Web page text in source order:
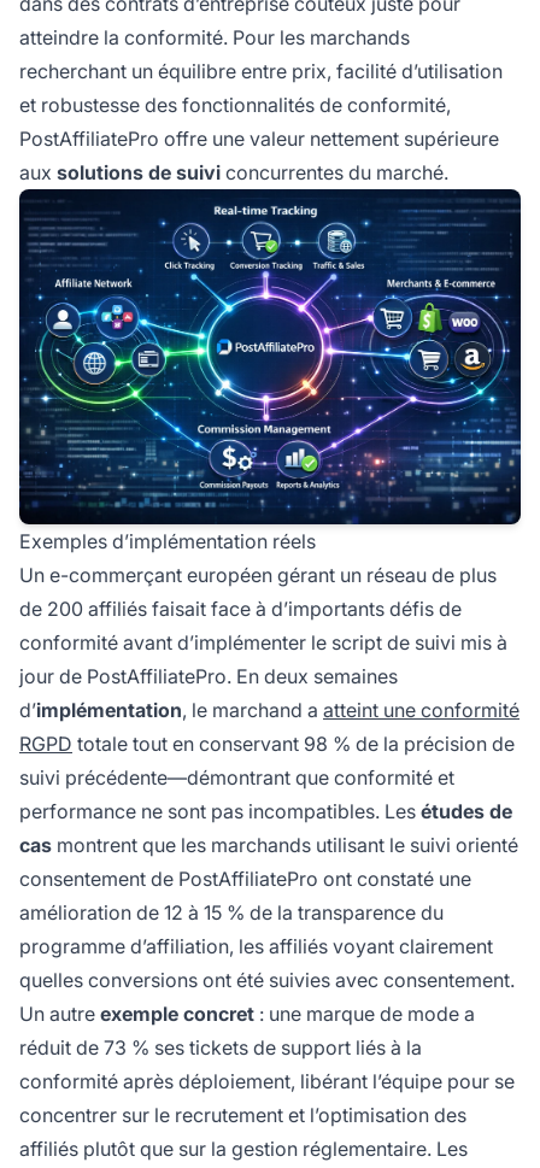
atteindre la conformité. Pour les marchands
recherchant un équilibre entre prix, facilité d’utilisation
et robustesse des fonctionnalités de conformité,
PostAffiliatePro offre une valeur nettement supérieure
aux solutions de suivi concurrentes du marché.
Exemples d’implémentation réels
Un e-commerçant européen gérant un réseau de plus
de 200 affiliés faisait face à d’importants défis de
conformité avant d’implémenter le script de suivi mis à
jour de PostAffiliatePro. En deux semaines
d’implémentation, le marchand a atteint une conformité
RGPD totale tout en conservant 98 % de la précision de
suivi précédente—démontrant que conformité et
performance ne sont pas incompatibles. Les études de
cas montrent que les marchands utilisant le suivi orienté
consentement de PostAffiliatePro ont constaté une
amélioration de 12 à 15 % de la transparence du
programme d’affiliation, les affiliés voyant clairement
quelles conversions ont été suivies avec consentement.
Un autre exemple concret : une marque de mode a
réduit de 73 % ses tickets de support liés à la
conformité après déploiement, libérant l’équipe pour se
concentrer sur le recrutement et l’optimisation des
affiliés plutôt que sur la gestion réglementaire. Les